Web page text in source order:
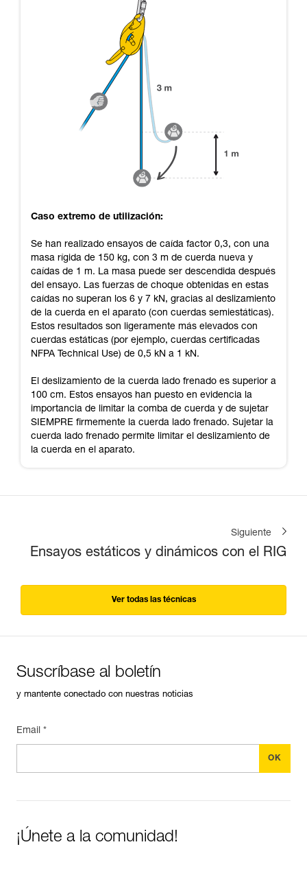
Caso extremo de utilización:
Se han realizado ensayos de caída factor 0,3, con una
masa rígida de 150 kg, con 3 m de cuerda nueva y
caídas de 1 m. La masa puede ser descendida después
del ensayo. Las fuerzas de choque obtenidas en estas
caídas no superan los 6 y 7 kN, gracias al deslizamiento
de la cuerda en el aparato (con cuerdas semiestáticas).
Estos resultados son ligeramente más elevados con
cuerdas estáticas (por ejemplo, cuerdas certificadas
NFPA Technical Use) de 0,5 kN a 1 kN.
El deslizamiento de la cuerda lado frenado es superior a
100 cm. Estos ensayos han puesto en evidencia la
importancia de limitar la comba de cuerda y de sujetar
SIEMPRE firmemente la cuerda lado frenado. Sujetar la
cuerda lado frenado permite limitar el deslizamiento de
la cuerda en el aparato.
Siguiente
Ensayos estáticos y dinámicos con el RIG
Ver todas las técnicas
Suscríbase al boletín
y mantente conectado con nuestras noticias
Email *
¡Únete a la comunidad!